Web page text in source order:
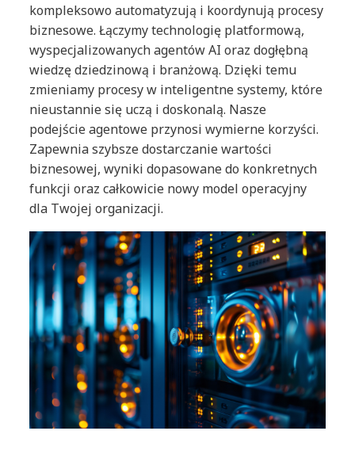
kompleksowo automatyzują i koordynują procesy
biznesowe. Łączymy technologię platformową,
wyspecjalizowanych agentów AI oraz dogłębną
wiedzę dziedzinową i branżową. Dzięki temu
zmieniamy procesy w inteligentne systemy, które
nieustannie się uczą i doskonalą. Nasze
podejście agentowe przynosi wymierne korzyści.
Zapewnia szybsze dostarczanie wartości
biznesowej, wyniki dopasowane do konkretnych
funkcji oraz całkowicie nowy model operacyjny
dla Twojej organizacji.